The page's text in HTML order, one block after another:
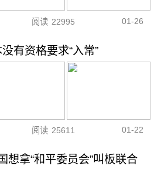
阅读 22995 01-26
有资格要求“入常”
阅读 25611 01-22
想拿“和平委员会”叫板联合